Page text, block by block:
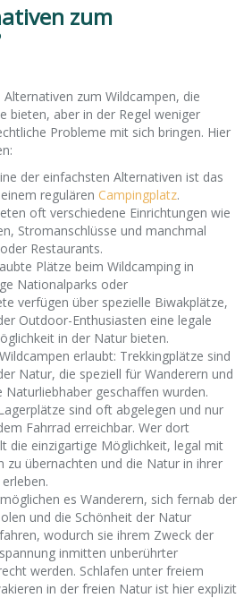
zum
Alternativen zum Wildcampen, die
bieten, aber in der Regel weniger
Probleme mit sich bringen. Hier
der einfachsten Alternativen ist das
regulären Campingplatz.
oft verschiedene Einrichtungen wie
Stromanschlüsse und manchmal
Restaurants.
Plätze beim Wildcamping in
Nationalparks oder
verfügen über spezielle Biwakplätze,
Outdoor-Enthusiasten eine legale
in der Natur bieten.
erlaubt: Trekkingplätze sind
Natur, die speziell für Wanderern und
Naturliebhaber geschaffen wurden.
sind oft abgelegen und nur
Fahrrad erreichbar. Wer dort
die einzigartige Möglichkeit, legal mit
zu übernachten und die Natur in ihrer
es Wanderern, sich fernab der
und die Schönheit der Natur
wodurch sie ihrem Zweck der
inmitten unberührter
werden. Schlafen unter freiem
in der freien Natur ist hier explizit